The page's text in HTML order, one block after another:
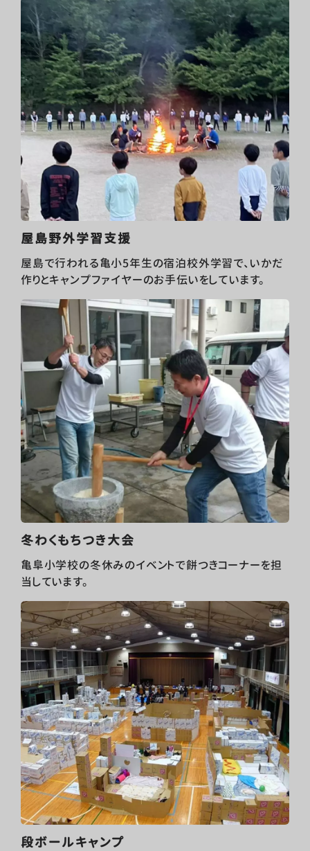
屋島野外学習支援
屋島で行われる亀小5年生の宿泊校外学習で、いかだ
作りとキャンプファイヤーのお手伝いをしています。
冬わくもちつき大会
亀阜小学校の冬休みのイベントで餅つきコーナーを担
当しています。
段ボールキャンプ